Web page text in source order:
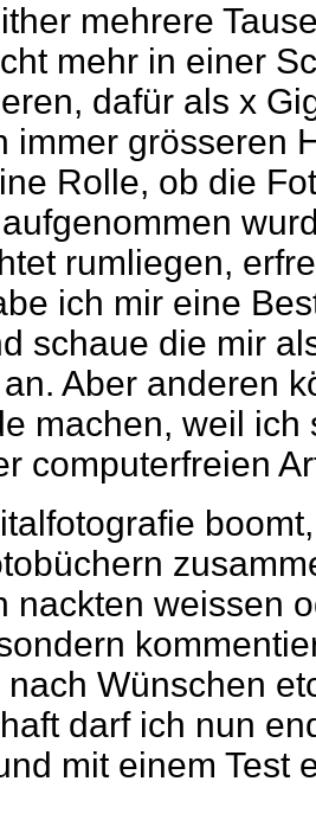
mehrere
mehr in einer
dafür als x
immer grösseren
Rolle, ob die
rumliegen,
ich mir eine
schaue die mir
Aber anderen
machen, weil
computerfreien
nackten weissen
Wünschen
darf ich nun
mit einem Test